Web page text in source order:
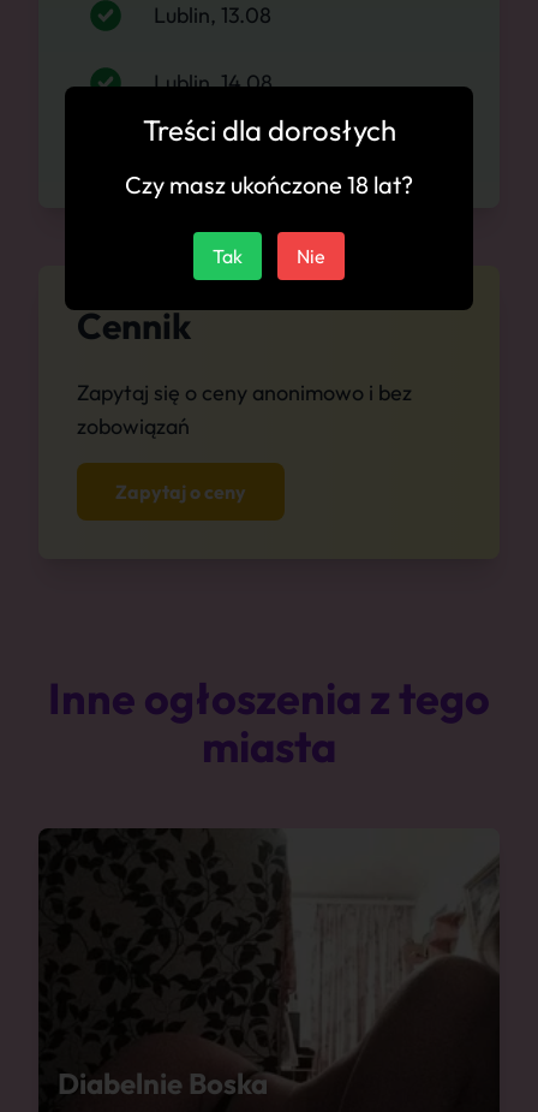
Lublin, 13.08
Lublin, 14.08
Lublin, 15.08
Cennik
Zapytaj się o ceny anonimowo i bez
zobowiązań
Zapytaj o ceny
Inne ogłoszenia z tego
miasta
Diabelnie Boska
Treści dla dorosłych
Czy masz ukończone 18 lat?
Tak Nie